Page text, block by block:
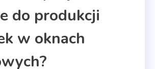
do produkcji
w oknach